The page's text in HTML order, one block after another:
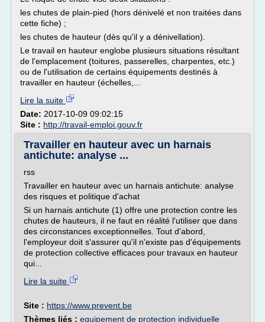
les chutes de plain-pied (hors dénivelé et non traitées dans
cette fiche) ;
les chutes de hauteur (dès qu'il y a dénivellation).
Le travail en hauteur englobe plusieurs situations résultant
de l'emplacement (toitures, passerelles, charpentes, etc.)
ou de l'utilisation de certains équipements destinés à
travailler en hauteur (échelles,...
Lire la suite
Date: 2017-10-09 09:02:15
Site : http://travail-emploi.gouv.fr
Travailler en hauteur avec un harnais
antichute: analyse ...
rss
Travailler en hauteur avec un harnais antichute: analyse
des risques et politique d'achat
Si un harnais antichute (1) offre une protection contre les
chutes de hauteurs, il ne faut en réalité l'utiliser que dans
des circonstances exceptionnelles. Tout d'abord,
l'employeur doit s'assurer qu'il n'existe pas d'équipements
de protection collective efficaces pour travaux en hauteur
qui...
Lire la suite
Site : https://www.prevent.be
Thèmes liés : equipement de protection individuelle